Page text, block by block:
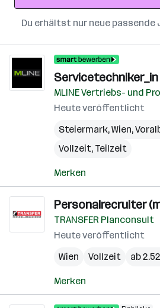
Du erhältst nur neue passende
Servicetechniker_in
MLINE Vertriebs- und
Heute veröffentlicht
Steiermark,Wien,
Vollzeit, Teilzeit
Merken
Personalrecruiter
TRANSFER Planconsult
Heute veröffentlicht
Wien
Vollzeit ab
Merken